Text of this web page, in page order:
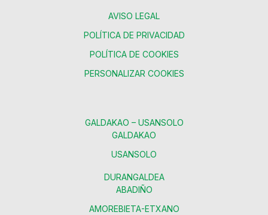
AVISO LEGAL
POLÍTICA DE PRIVACIDAD
POLÍTICA DE COOKIES
PERSONALIZAR COOKIES
GALDAKAO – USANSOLO
GALDAKAO
USANSOLO
DURANGALDEA
ABADIÑO
AMOREBIETA-ETXANO